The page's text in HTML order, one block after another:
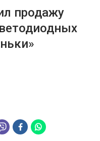
продажу